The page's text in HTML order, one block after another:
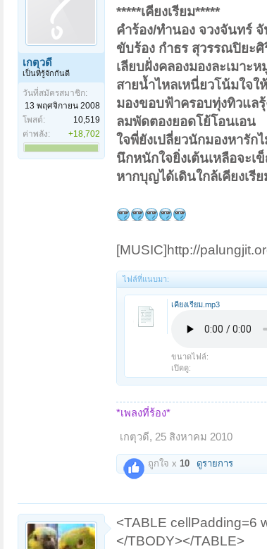
เกตุวดี
เป็นที่รู้จักกันดี
วันที่สมัครสมาชิก:
13 พฤศจิกายน 2008
โพสต์:
10,519
ค่าพลัง:
+18,702
*****เคียงเรียม*****
คำร้อง/ทำนอง จวงจันทร์
ขับร้อง กำธร สุวรรณปิยะศิ
เลียบฝั่งคลองมองละเมาะห
สายน้ำไหลเหนี่ยวโน้มใจใ
มองขอบฟ้าครอบทุ่งทิวแล
ลมพัดตองยอดโย้โอนเอน
ใจพี่ยังเปลี่ยวนักมองหารัก
นึกหนักใจยิ่งเต้นเหลือจะเ
หากบุญได้เดินใกล้เคียงเรีย
[MUSIC]http://
ไฟล์ที่แนบมา:
เคียงเรียม.mp3
ขนาดไฟล์:
เปิดดู:
*เพลงที่ร้อง*
เกตุวดี, 25 สิงหาคม 2010
ถูกใจ x 10 ดูรายการ
<TABLE cellPadding=6
</TBODY></TABLE>